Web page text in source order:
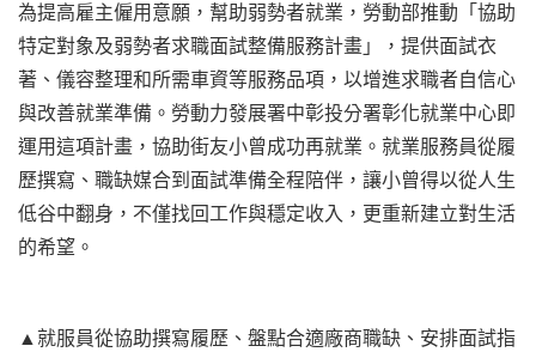
為提高雇主僱用意願，幫助弱勢者就業，勞動部推動「協助
特定對象及弱勢者求職面試整備服務計畫」，提供面試衣
著、儀容整理和所需車資等服務品項，以增進求職者自信心
與改善就業準備。勞動力發展署中彰投分署彰化就業中心即
運用這項計畫，協助街友小曾成功再就業。就業服務員從履
歷撰寫、職缺媒合到面試準備全程陪伴，讓小曾得以從人生
低谷中翻身，不僅找回工作與穩定收入，更重新建立對生活
的希望。
▲就服員從協助撰寫履歷、盤點合適廠商職缺、安排面試指